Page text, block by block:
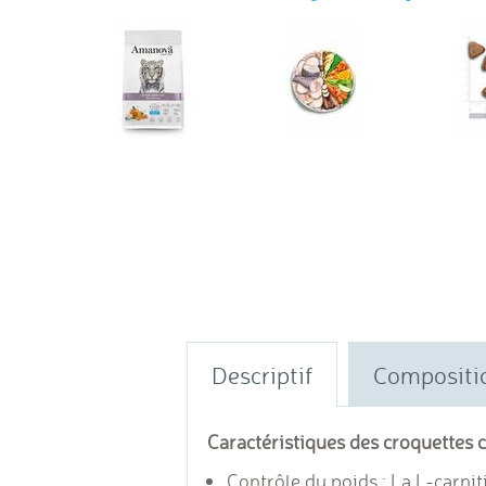
Descriptif
Caractéristiques des croquettes
Contrôle du poids : La L-